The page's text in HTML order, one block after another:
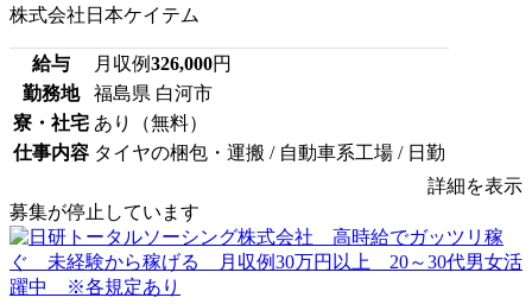
株式会社日本ケイテム
給与 月収例326,000円
勤務地
福島県 白河市
寮・社宅 あり（無料）
仕事内容 タイヤの梱包・運搬 / 自動車系工場 / 日勤
詳細を表示
募集が停止しています